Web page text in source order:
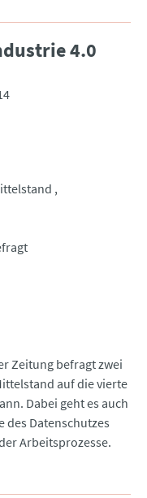
4.0
Zeitung befragt zwei
auf die vierte
Dabei geht es auch
des Datenschutzes
Arbeitsprozesse.